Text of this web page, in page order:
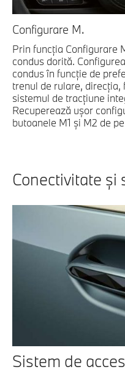
Configurare M.
Prin funcţia Configurare
condus dorită.
condus în funcţie de
trenul de rulare,
sistemul de tracţiune
Recuperează uşor
butoanele M1 şi M2 de
Conectivitate şi
Sistem de